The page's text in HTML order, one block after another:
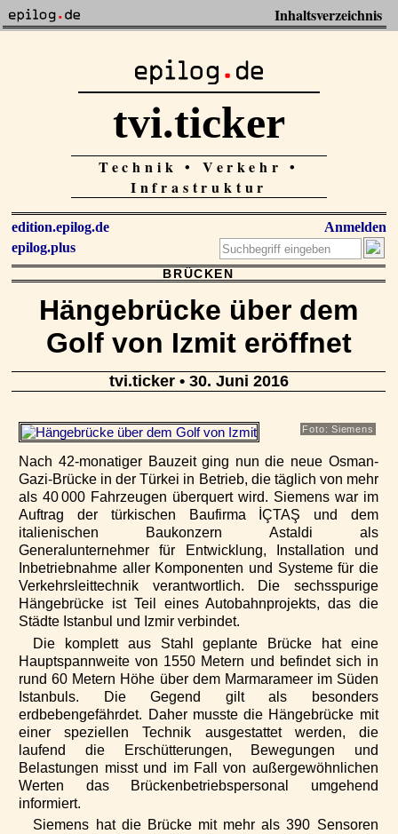
Inhaltsverzeichnis
tvi.ticker
Technik • Verkehr •
Infrastruktur
edition.epilog.de
epilog.plus
Anmelden
BRÜCKEN
Hängebrücke über dem
Golf von Izmit eröffnet
tvi.ticker• 30. Juni 2016
Foto: Siemens
Nach 42-monatiger Bauzeit ging nun die neue Osman-
Gazi-Brücke in der Türkei in Betrieb, die täglich von mehr
als 40 000 Fahrzeugen überquert wird. Siemens war im
Auftrag der türkischen Baufirma İÇTAŞ und dem
italienischen Baukonzern Astaldi als
Generalunternehmer für Entwicklung, Installation und
Inbetriebnahme aller Komponenten und Systeme für die
Verkehrsleittechnik verantwortlich. Die sechsspurige
Hängebrücke ist Teil eines Autobahnprojekts, das die
Städte Istanbul und Izmir verbindet.
Die komplett aus Stahl geplante Brücke hat eine
Hauptspannweite von 1550 Metern und befindet sich in
rund 60 Metern Höhe über dem Marmarameer im Süden
Istanbuls. Die Gegend gilt als besonders
erdbebengefährdet. Daher musste die Hängebrücke mit
einer speziellen Technik ausgestattet werden, die
laufend die Erschütterungen, Bewegungen und
Belastungen misst und im Fall von außergewöhnlichen
Werten das Brückenbetriebspersonal umgehend
informiert.
Siemens hat die Brücke mit mehr als 390 Sensoren